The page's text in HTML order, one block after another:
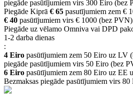
piegāde pasūtījumiem virs 300 Eiro (bez
Piegāde Kiprā € 65 pasutījumiem zem €
€ 40 pasūtījumiem virs € 1000 (bez
Piegāde uz vēlamo Omniva vai DPD
1-2 darba dienas
:
4 Eiro pasūtījumiem zem 50 Eiro uz LV
piegāde pasūtījumiem virs 50 Eiro (bez
6 Eiro pasūtījumiem zem 80 Eiro uz EE
Bezmaksas piegāde pasūtījumiem virs